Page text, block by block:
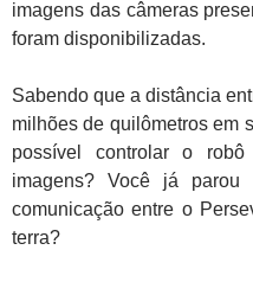
imagens das câmeras
foram disponibilizadas.
Sabendo que a distância
milhões de quilômetros em
possível controlar o
imagens? Você já
comunicação entre o
terra?